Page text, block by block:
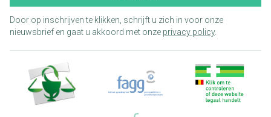
Door op inschrijven te klikken, schrijft u zich in voor onze
nieuwsbrief en gaat u akkoord met onze privacy policy.